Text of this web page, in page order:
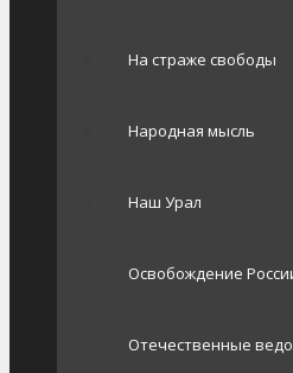
На страже свободы
Народная мысль
Наш Урал
Освобождение
Отечественные